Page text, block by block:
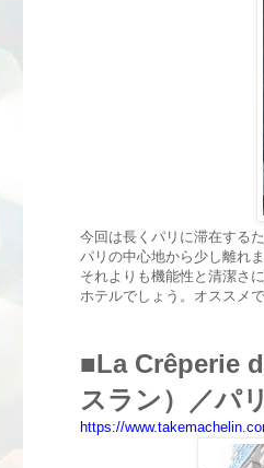
今回は長くパリに滞在する
パリの中心地から少し離れ
それよりも機能性と清潔さ
ホテルでしょう。オススメで
■La Crêperie
スラン）／パ
https://